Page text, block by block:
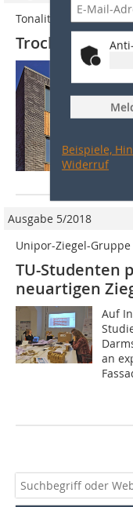
Beispiele,
Widerruf
Tonality
Trockenes
und
Ausgabe 5/2018
Unipor-Ziegel-Gruppe
TU-Studenten
neuartigen
Auf
an